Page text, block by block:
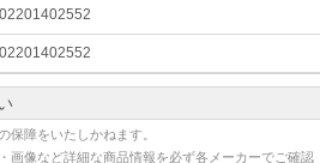
スト システム専用です。
おそれ）。
源スイッチの点滅中は、カプセルホルダーの
やけどのおそれ）。
ますが、万一お買い求めの製品中に天面のシ
ないものがありましたら、使用をお控えくだ
保障をいたしかねます。
画像など詳細な商品情報を必ず各メーカーでご確認